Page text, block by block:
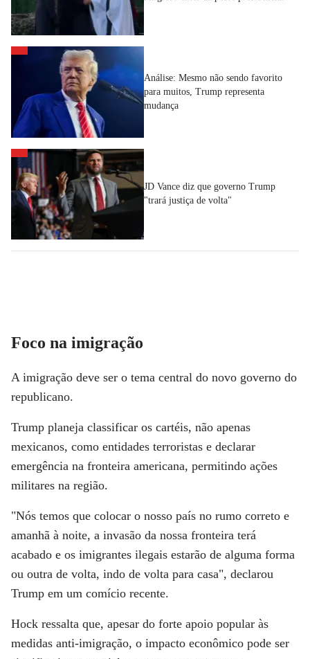
Análise: Mesmo não sendo favorito
para muitos, Trump representa
mudança
JD Vance diz que governo Trump
"trará justiça de volta"
Foco na imigração
A imigração deve ser o tema central do novo governo do
republicano.
Trump planeja classificar os cartéis, não apenas
mexicanos, como entidades terroristas e declarar
emergência na fronteira americana, permitindo ações
militares na região.
"Nós temos que colocar o nosso país no rumo correto e
amanhã à noite, a invasão da nossa fronteira terá
acabado e os imigrantes ilegais estarão de alguma forma
ou outra de volta, indo de volta para casa", declarou
Trump em um comício recente.
Hock ressalta que, apesar do forte apoio popular às
medidas anti-imigração, o impacto econômico pode ser